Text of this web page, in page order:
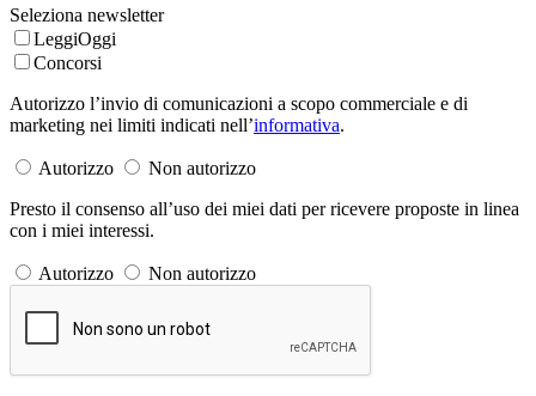
Seleziona newsletter
LeggiOggi
Concorsi
Autorizzo l’invio di comunicazioni a scopo commerciale e di
marketing nei limiti indicati nell’informativa.
Autorizzo
Non autorizzo
Presto il consenso all’uso dei miei dati per ricevere proposte in linea
con i miei interessi.
Autorizzo Non autorizzo